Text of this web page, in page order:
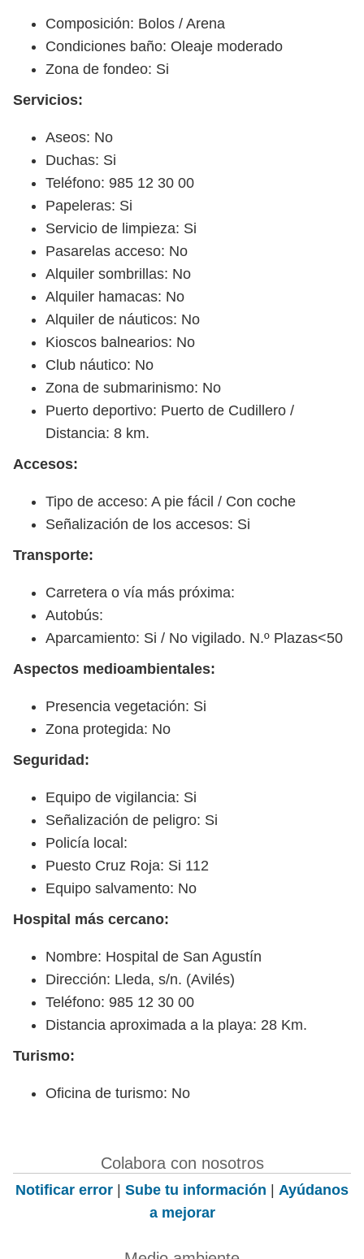
Composición: Bolos / Arena
Condiciones baño: Oleaje moderado
Zona de fondeo: Si
Servicios:
Aseos: No
Duchas: Si
Teléfono: 985 12 30 00
Papeleras: Si
Servicio de limpieza: Si
Pasarelas acceso: No
Alquiler sombrillas: No
Alquiler hamacas: No
Alquiler de náuticos: No
Kioscos balnearios: No
Club náutico: No
Zona de submarinismo: No
Puerto deportivo: Puerto de Cudillero /
Distancia: 8 km.
Accesos:
Tipo de acceso: A pie fácil / Con coche
Señalización de los accesos: Si
Transporte:
Carretera o vía más próxima:
Autobús:
Aparcamiento: Si / No vigilado. N.º Plazas<50
Aspectos medioambientales:
Presencia vegetación: Si
Zona protegida: No
Seguridad:
Equipo de vigilancia: Si
Señalización de peligro: Si
Policía local:
Puesto Cruz Roja: Si 112
Equipo salvamento: No
Hospital más cercano:
Nombre: Hospital de San Agustín
Dirección: Lleda, s/n. (Avilés)
Teléfono: 985 12 30 00
Distancia aproximada a la playa: 28 Km.
Turismo:
Oficina de turismo: No
Colabora con nosotros
Notificar error | Sube tu información | Ayúdanos
a mejorar